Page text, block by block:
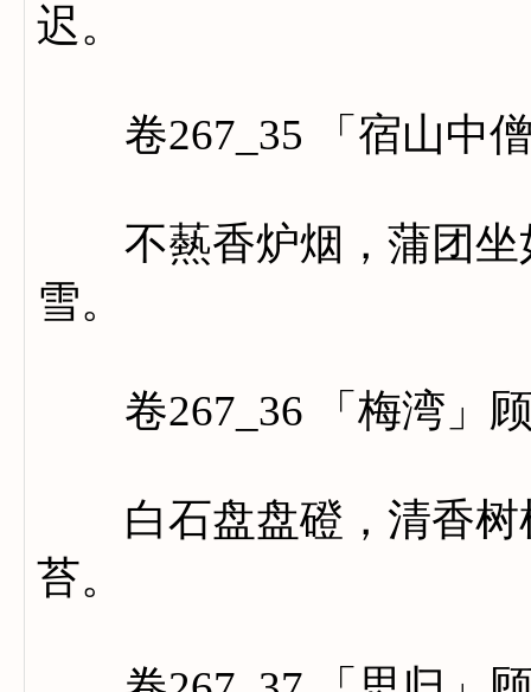
迟。
卷267_35 「宿山中
不爇香炉烟，蒲团坐
雪。
卷267_36 「梅湾」
白石盘盘磴，清香树
苔。